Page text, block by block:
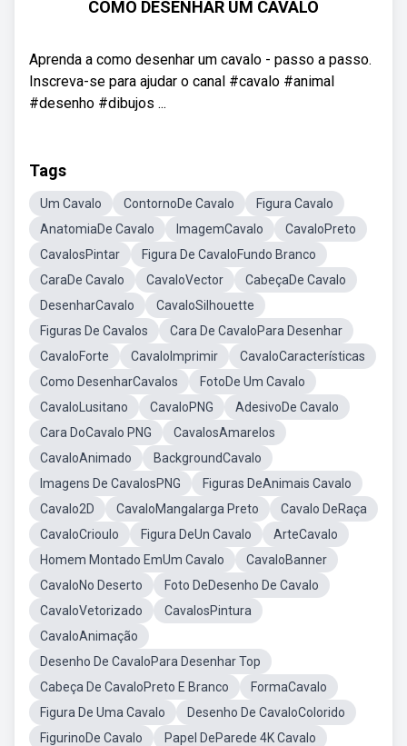
COMO DESENHAR UM CAVALO
Aprenda a como desenhar um cavalo - passo a passo.
Inscreva-se para ajudar o canal #cavalo #animal
#desenho #dibujos ...
Tags
Um Cavalo ContornoDe Cavalo
Figura Cavalo
AnatomiaDe Cavalo
ImagemCavalo
CavaloPreto
CavalosPintar
Figura De CavaloFundo Branco
CaraDe Cavalo
CavaloVector
CabeçaDe Cavalo
DesenharCavalo
CavaloSilhouette
Figuras De Cavalos
Cara De CavaloPara Desenhar
CavaloForte
CavaloImprimir
CavaloCaracterísticas
Como DesenharCavalos
FotoDe Um Cavalo
CavaloLusitano
CavaloPNG
AdesivoDe Cavalo
Cara DoCavalo PNG
CavalosAmarelos
CavaloAnimado
BackgroundCavalo
Imagens De CavalosPNG
Figuras DeAnimais Cavalo
Cavalo2D
CavaloMangalarga Preto
Cavalo DeRaça
CavaloCrioulo
Figura DeUn Cavalo
ArteCavalo
Homem Montado EmUm Cavalo
CavaloBanner
CavaloNo Deserto
Foto DeDesenho De Cavalo
CavaloVetorizado
CavalosPintura
CavaloAnimação
Desenho De CavaloPara Desenhar Top
Cabeça De CavaloPreto E Branco
FormaCavalo
Figura De Uma Cavalo
Desenho De CavaloColorido
FigurinoDe Cavalo
Papel DeParede 4K Cavalo